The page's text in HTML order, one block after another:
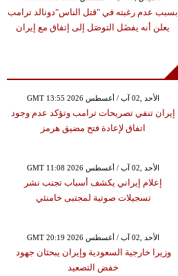
بسبب عدم رغبته في "قتل الناس"دونالد ترامب
يعلن أنه يفضَل التوصَل إلى إتفاق مع إيران
GMT 13:55 2026 الأحد ,02 آب / أغسطس
إيران تنفي تصريحات ترامب وتؤكد عدم وجود
اتفاق لإعادة فتح مضيق هرمز
GMT 11:08 2026 الأحد ,02 آب / أغسطس
إعلام إيراني يكشف أسباب تجنب نشر
تسجيلات صوتية لمجتبى خامنئي
GMT 20:19 2026 الأحد ,02 آب / أغسطس
وزيرا خارجية السعودية وإيران يبحثان جهود
خفض التصعيد